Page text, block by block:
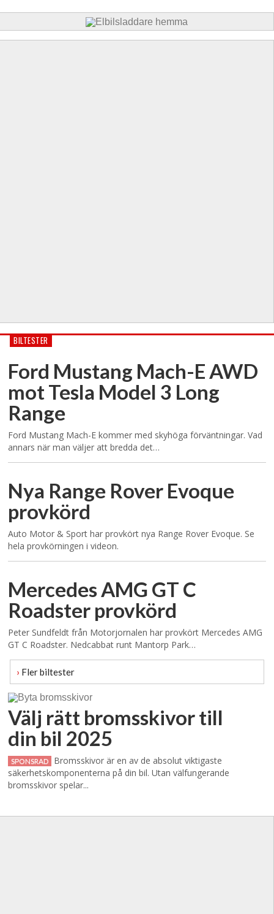
BILTESTER
Ford Mustang Mach-E AWD
mot Tesla Model 3 Long
Range
Ford Mustang Mach-E kommer med skyhöga förväntningar. Vad
annars när man väljer att bredda det…
Nya Range Rover Evoque
provkörd
Auto Motor & Sport har provkört nya Range Rover Evoque. Se
hela provkörningen i videon.
Mercedes AMG GT C
Roadster provkörd
Peter Sundfeldt från Motorjornalen har provkört Mercedes AMG
GT C Roadster. Nedcabbat runt Mantorp Park…
› Fler biltester
Välj rätt bromsskivor till
din bil 2025
SPONSRAD
Bromsskivor är en av de absolut viktigaste
säkerhetskomponenterna på din bil. Utan välfungerande
bromsskivor spelar...